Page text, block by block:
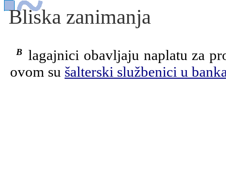
Bliska zanimanja
Blagajnici obavljaju naplatu za prodane proizvode i usluge. Zanimanja slična
ovom su šalterski službenici u